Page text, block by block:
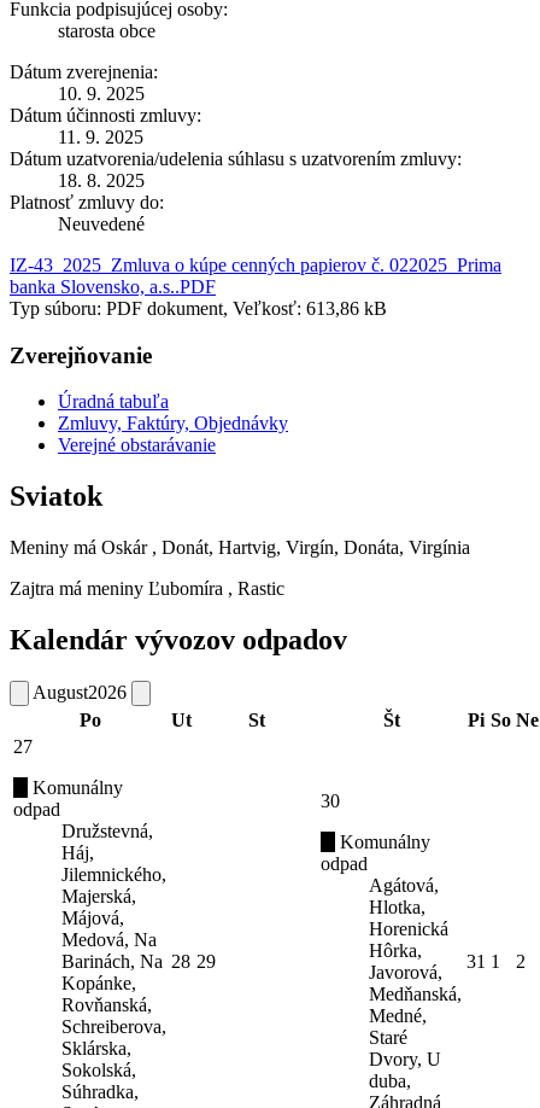
Funkcia podpisujúcej osoby:
starosta obce
Dátum zverejnenia:
10. 9. 2025
Dátum účinnosti zmluvy:
11. 9. 2025
Dátum uzatvorenia/udelenia súhlasu s uzatvorením zmluvy:
18. 8. 2025
Platnosť zmluvy do:
Neuvedené
IZ-43_2025_Zmluva o kúpe cenných papierov č. 022025_Prima
banka Slovensko, a.s..PDF
Typ súboru: PDF dokument, Veľkosť: 613,86 kB
Zverejňovanie
Úradná tabuľa
Zmluvy, Faktúry, Objednávky
Verejné obstarávanie
Sviatok
Meniny má Oskár , Donát, Hartvig, Virgín, Donáta, Virgínia
Zajtra má meniny Ľubomíra , Rastic
Kalendár vývozov odpadov
August2026
Po
Ut St Št Pi So Ne
27
Komunálny
odpad
Družstevná,
Háj,
Jilemnického,
Majerská,
Májová,
Medová, Na
Barinách, Na
Kopánke,
Rovňanská,
Schreiberova,
Sklárska,
Sokolská,
Súhradka,
28 29
30
Komunálny
odpad
Agátová,
Hlotka,
Horenická
Hôrka,
Javorová,
Medňanská,
Medné,
Staré
Dvory, U
duba,
Záhradná
31 1 2